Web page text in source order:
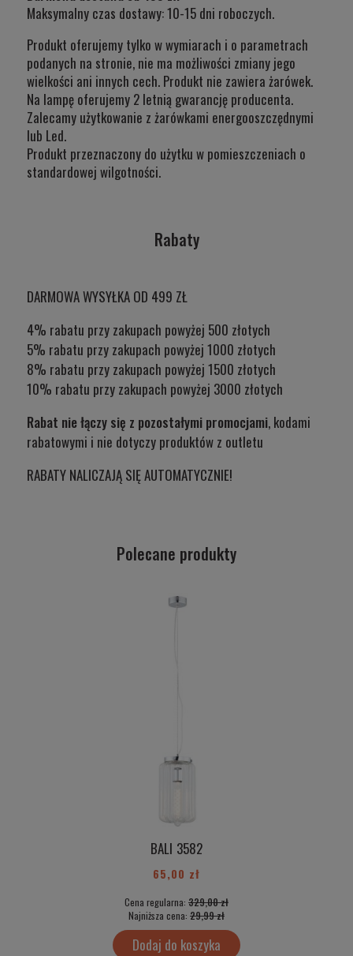
Maksymalny czas dostawy: 10-15 dni roboczych.
Produkt oferujemy tylko w wymiarach i o parametrach
podanych na stronie, nie ma możliwości zmiany jego
wielkości ani innych cech. Produkt nie zawiera żarówek.
Na lampę oferujemy 2 letnią gwarancję producenta.
Zalecamy użytkowanie z żarówkami energooszczędnymi
lub Led.
Produkt przeznaczony do użytku w pomieszczeniach o
standardowej wilgotności.
Rabaty
DARMOWA WYSYŁKA OD 499 ZŁ
4% rabatu przy zakupach powyżej 500 złotych
5% rabatu przy zakupach powyżej 1000 złotych
8% rabatu przy zakupach powyżej 1500 złotych
10% rabatu przy zakupach powyżej 3000 złotych
Rabat nie łączy się z pozostałymi promocjami, kodami
rabatowymi i nie dotyczy produktów z outletu
RABATY NALICZAJĄ SIĘ AUTOMATYCZNIE!
Polecane produkty
BALI 3582
65,00 zł
Cena regularna: 329,00 zł
Najniższa cena: 29,99 zł
Dodaj do koszyka